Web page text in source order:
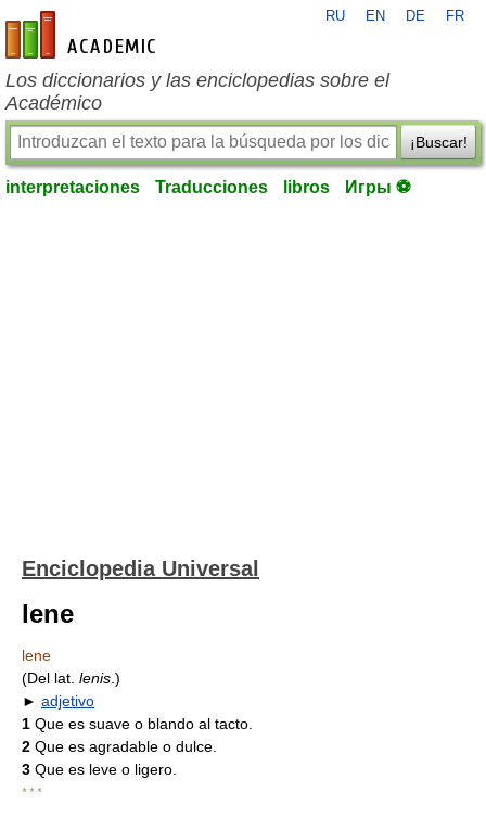
es-academic.com
RU EN DE FR
Los diccionarios y las enciclopedias sobre el
Académico
¡Buscar!
interpretaciones Traducciones libros Игры ⚽
Enciclopedia Universal
lene
lene
(Del lat. lenis .)
► adjetivo
1 Que es suave o blando al tacto.
2 Que es agradable o dulce.
3 Que es leve o ligero.
* * *